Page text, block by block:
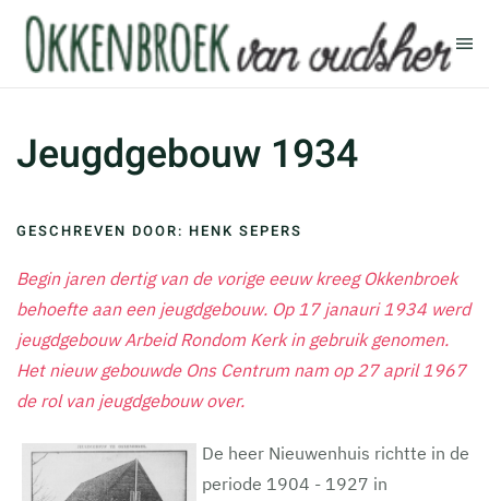
Terug naar hoofdinhoud
Jeugdgebouw 1934
GESCHREVEN DOOR: HENK SEPERS
Begin jaren dertig van de vorige eeuw kreeg Okkenbroek
behoefte aan een jeugdgebouw. Op 17 janauri 1934 werd
jeugdgebouw Arbeid Rondom Kerk in gebruik genomen.
Het nieuw gebouwde Ons Centrum nam op 27 april 1967
de rol van jeugdgebouw over.
De heer Nieuwenhuis richtte in de
periode 1904 - 1927 in